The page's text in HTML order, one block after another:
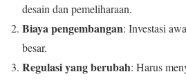
desain dan pemeliharaan.
Biaya pengembangan: Investasi
besar.
Regulasi yang berubah: Harus